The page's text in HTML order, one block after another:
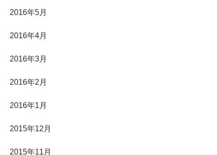
2016年5月
2016年4月
2016年3月
2016年2月
2016年1月
2015年12月
2015年11月